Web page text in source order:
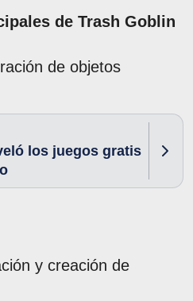
de Trash Goblin
de objetos
los juegos gratis
y creación de